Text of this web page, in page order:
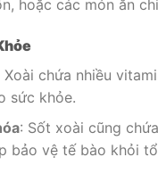
hoặc các món ăn
Xoài chứa nhiều
sức khỏe.
: Sốt xoài cũng
bảo vệ tế bào khỏi